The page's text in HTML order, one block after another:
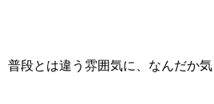
普段とは違う雰囲気に、なんだか気